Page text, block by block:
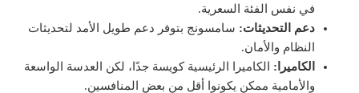
في نفس الفئة السعرية.
دعم التحديثات: سامسونج بتوفر دعم طويل الأمد لتحديثات
النظام والأمان.
الكاميرا: الكاميرا الرئيسية كويسة جدًا، لكن العدسة الواسعة
والأمامية ممكن يكونوا أقل من بعض المنافسين.